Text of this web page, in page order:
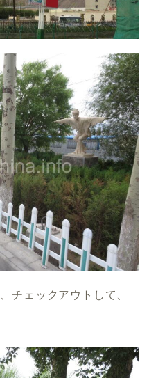
チェックアウトして、